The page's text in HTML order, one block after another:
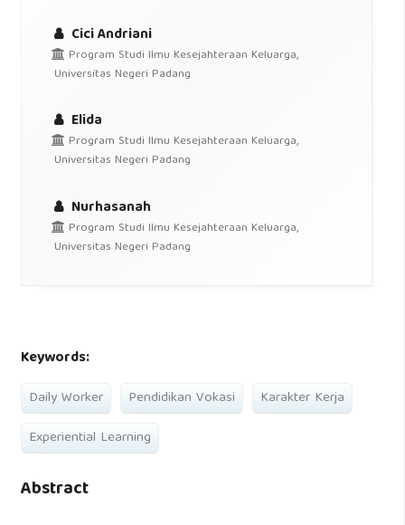
Cici Andriani
Program Studi Ilmu Kesejahteraan Keluarga,
Universitas Negeri Padang
Elida
Program Studi Ilmu Kesejahteraan Keluarga,
Universitas Negeri Padang
Nurhasanah
Program Studi Ilmu Kesejahteraan Keluarga,
Universitas Negeri Padang
Keywords:
Daily Worker Pendidikan Vokasi
Karakter Kerja
Experiential Learning
Abstract